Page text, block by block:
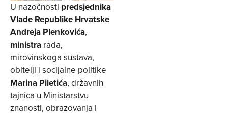
U nazočnosti predsjednika
Vlade Republike Hrvatske
Andreja Plenkovića,
ministra rada,
mirovinskoga sustava,
obitelji i socijalne politike
Marina Piletića, državnih
tajnica u Ministarstvu
znanosti, obrazovanja i